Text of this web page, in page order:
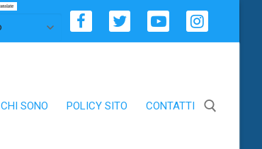
CHI SONO POLICY SITO CONTATTI